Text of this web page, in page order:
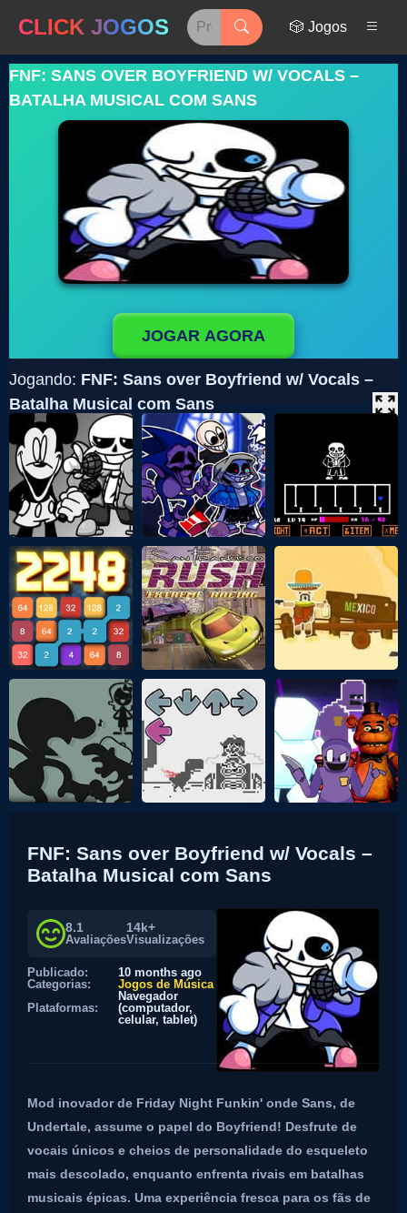
CLICK JOGOS 🎲 Jogos
FNF: SANS OVER BOYFRIEND W/ VOCALS –
BATALHA MUSICAL COM SANS
JOGAR AGORA
Jogando: FNF: Sans over Boyfriend w/ Vocals –
Batalha Musical com Sans
FNF: Sans over Boyfriend w/ Vocals –
Batalha Musical com Sans
8.1
Avaliações
14k+
Visualizações
Publicado:
10 months ago
Categorias:
Jogos de Música
Plataformas:
Navegador
(computador,
celular, tablet)
Mod inovador de Friday Night Funkin' onde Sans, de
Undertale, assume o papel do Boyfriend! Desfrute de
vocais únicos e cheios de personalidade do esqueleto
mais descolado, enquanto enfrenta rivais em batalhas
musicais épicas. Uma experiência fresca para os fãs de